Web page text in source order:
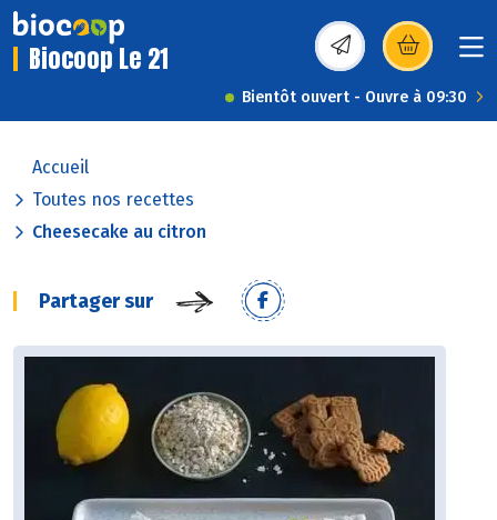
Biocoop Le 21 (s’ouvre dans une
Bientôt ouvert - Ouvre à 09:30
Accueil
Toutes nos recettes
Cheesecake au citron
Partager sur